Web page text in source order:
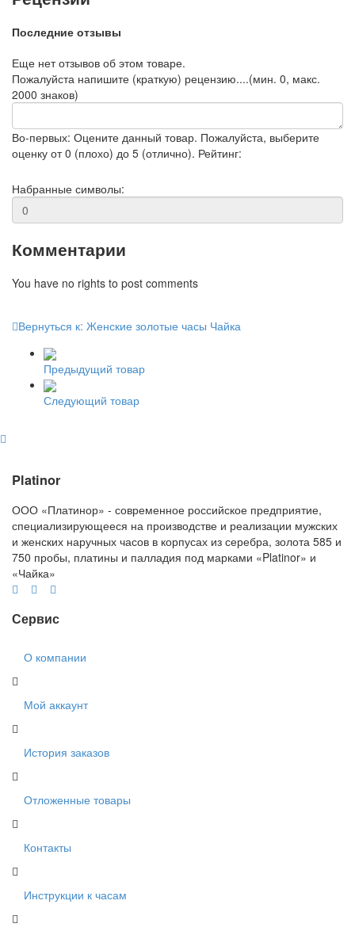
Последние отзывы
Еще нет отзывов об этом товаре.
Пожалуйста напишите (краткую) рецензию....(мин. 0, макс.
2000 знаков)
Во-первых: Оцените данный товар. Пожалуйста, выберите
оценку от 0 (плохо) до 5 (отлично). Рейтинг:
Набранные символы:
Комментарии
You have no rights to post comments
Вернуться к: Женские золотые часы Чайка
Предыдущий товар
Следующий товар
Platinor
ООО «Платинор» - современное российское предприятие,
специализирующееся на производстве и реализации мужских
и женских наручных часов в корпусах из серебра, золота 585 и
750 пробы, платины и палладия под марками «Platinor» и
«Чайка»
Сервис
О компании
Мой аккаунт
История заказов
Отложенные товары
Контакты
Инструкции к часам